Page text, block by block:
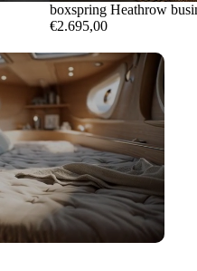
boxspring Heathrow
€2.695,00